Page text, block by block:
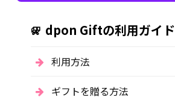
dpon Giftの利用ガイド
利用方法
ギフトを贈る方法